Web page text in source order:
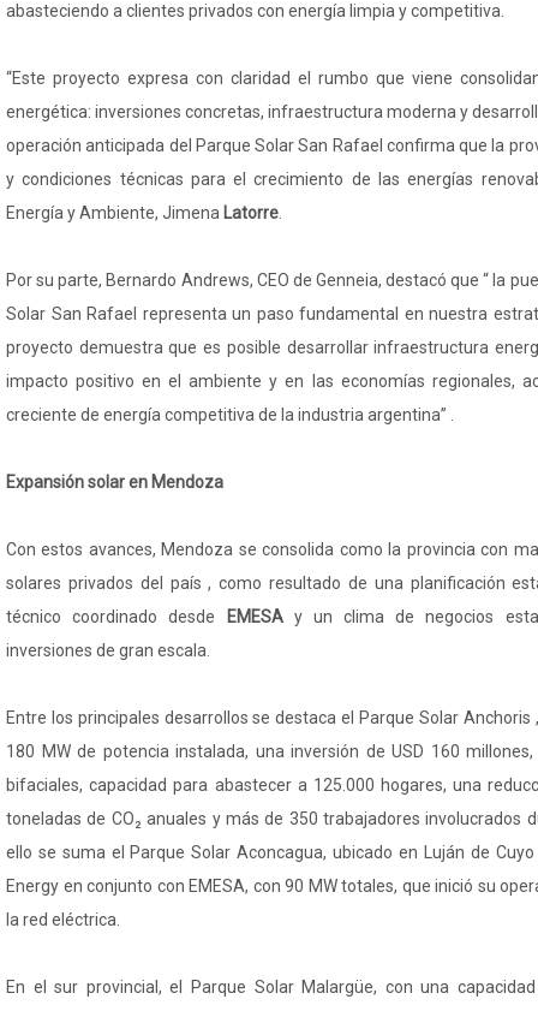
abasteciendo a clientes privados con energía limpia y competitiva.
“Este proyecto expresa con claridad el rumbo que viene
energética: inversiones concretas, infraestructura moderna y
operación anticipada del Parque Solar San Rafael confirma que la
y condiciones técnicas para el crecimiento de las energías
Energía y Ambiente, Jimena Latorre
Por su parte, Bernardo Andrews, CEO de Genneia, destacó que “ la
Solar San Rafael representa un paso fundamental en nuestra
proyecto demuestra que es posible desarrollar infraestructura
impacto positivo en el ambiente y en las economías regionales,
creciente de energía competitiva de la industria argentina” .
Expansión solar en Mendoza
Con estos avances, Mendoza se consolida como la provincia con
solares privados del país , como resultado de una planificación
técnico coordinado desde
EMESA y un clima de negocios
inversiones de gran escala.
Entre los principales desarrollos se destaca el Parque Solar Anchoris
180 MW de potencia instalada, una inversión de USD 160
bifaciales, capacidad para abastecer a 125.000 hogares, una
toneladas de CO₂ anuales y más de 350 trabajadores involucrados
ello se suma el Parque Solar Aconcagua, ubicado en Luján de
Energy en conjunto con EMESA, con 90 MW totales, que inició su
la red eléctrica.
En el sur provincial, el Parque Solar Malargüe, con una